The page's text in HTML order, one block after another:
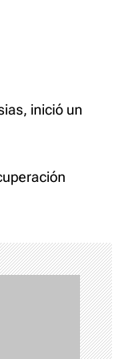
inició un